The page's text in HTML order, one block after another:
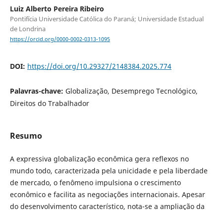
Luiz Alberto Pereira Ribeiro
Pontifícia Universidade Católica do Paraná; Universidade Estadual
de Londrina
https://orcid.org/0000-0002-0313-1095
DOI: https://doi.org/10.29327/2148384.2025.774
Palavras-chave: Globalização, Desemprego Tecnológico,
Direitos do Trabalhador
Resumo
A expressiva globalização econômica gera reflexos no
mundo todo, caracterizada pela unicidade e pela liberdade
de mercado, o fenômeno impulsiona o crescimento
econômico e facilita as negociações internacionais. Apesar
do desenvolvimento característico, nota-se a ampliação da